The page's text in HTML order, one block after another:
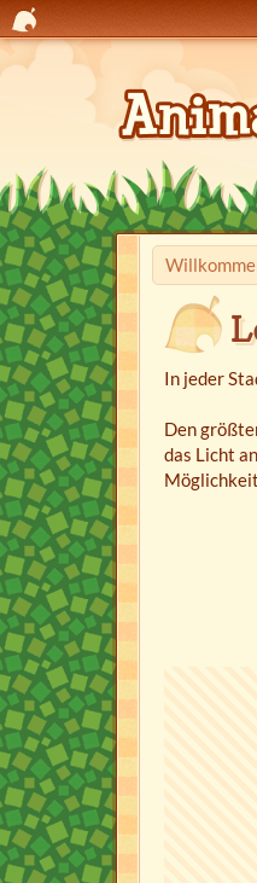
In jeder
Den
das Licht